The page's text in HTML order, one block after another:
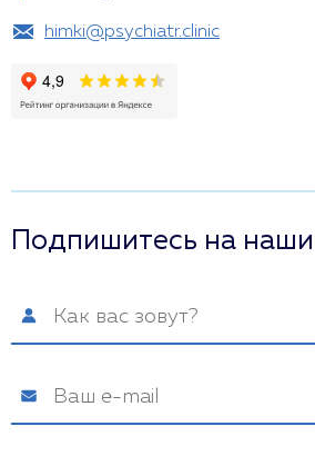
himki@psychiatr.clinic
Подпишитесь на